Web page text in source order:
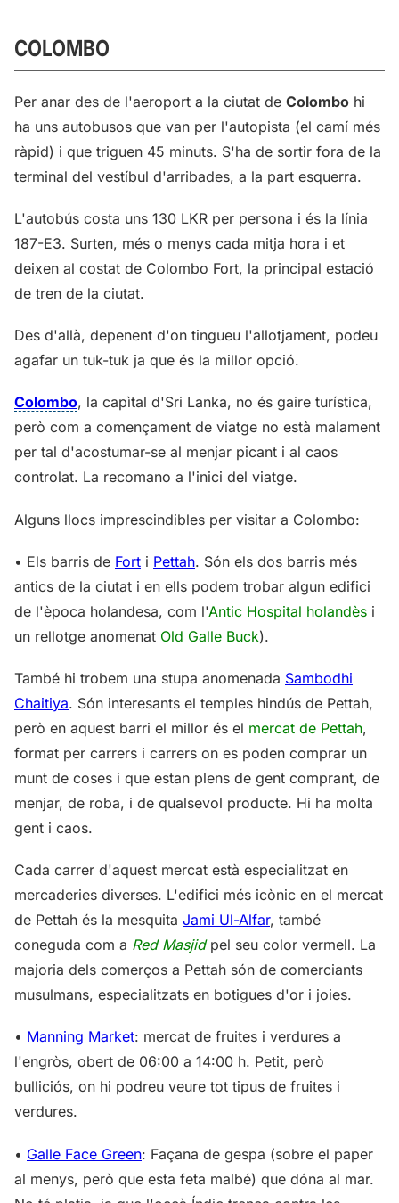
COLOMBO
Per anar des de l'aeroport a la ciutat de Colombo hi
ha uns autobusos que van per l'autopista (el camí més
ràpid) i que triguen 45 minuts. S'ha de sortir fora de la
terminal del vestíbul d'arribades, a la part esquerra.
L'autobús costa uns 130 LKR per persona i és la línia
187-E3. Surten, més o menys cada mitja hora i et
deixen al costat de Colombo Fort, la principal estació
de tren de la ciutat.
Des d'allà, depenent d'on tingueu l'allotjament, podeu
agafar un tuk-tuk ja que és la millor opció.
Colombo, la capìtal d'Sri Lanka, no és gaire turística,
però com a començament de viatge no està malament
per tal d'acostumar-se al menjar picant i al caos
controlat. La recomano a l'inici del viatge.
Alguns llocs imprescindibles per visitar a Colombo:
• Els barris de Fort i Pettah. Són els dos barris més
antics de la ciutat i en ells podem trobar algun edifici
de l'època holandesa, com l'Antic Hospital holandès i
un rellotge anomenat Old Galle Buck).
També hi trobem una stupa anomenada Sambodhi
Chaitiya. Són interesants el temples hindús de Pettah,
però en aquest barri el millor és el mercat de Pettah,
format per carrers i carrers on es poden comprar un
munt de coses i que estan plens de gent comprant, de
menjar, de roba, i de qualsevol producte. Hi ha molta
gent i caos.
Cada carrer d'aquest mercat està especialitzat en
mercaderies diverses. L'edifici més icònic en el mercat
de Pettah és la mesquita Jami Ul-Alfar, també
coneguda com a Red Masjidpel seu color vermell. La
majoria dels comerços a Pettah són de comerciants
musulmans, especialitzats en botigues d'or i joies.
• Manning Market: mercat de fruites i verdures a
l'engròs, obert de 06:00 a 14:00 h. Petit, però
bulliciós, on hi podreu veure tot tipus de fruites i
verdures.
• Galle Face Green: Façana de gespa (sobre el paper
al menys, però que esta feta malbé) que dóna al mar.